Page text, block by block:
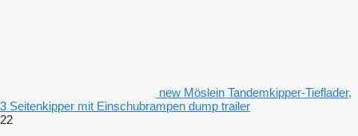
new Möslein Tandemkipper-Tieflader,
3 Seitenkipper mit Einschubrampen dump trailer
22